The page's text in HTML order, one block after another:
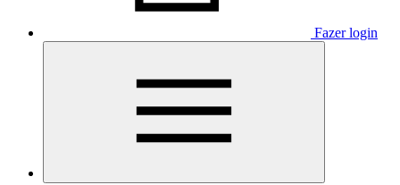
Fazer login